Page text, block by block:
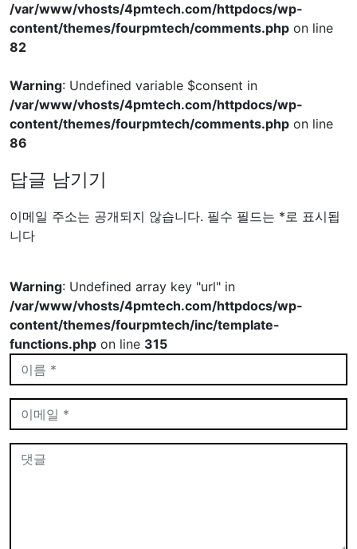
/var/www/vhosts/4pmtech.com/httpdocs/wp-
content/themes/fourpmtech/comments.php on line
82
Warning: Undefined variable $consent in
/var/www/vhosts/4pmtech.com/httpdocs/wp-
content/themes/fourpmtech/comments.php on line
86
답글 남기기
이메일 주소는 공개되지 않습니다. 필수 필드는 *로 표시됩
니다
Warning: Undefined array key "url" in
/var/www/vhosts/4pmtech.com/httpdocs/wp-
content/themes/fourpmtech/inc/template-
functions.php on line 315